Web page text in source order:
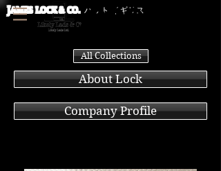
JAMES LOCK & CO. ハット イギリス
All Collections
About Lock
Company Profile